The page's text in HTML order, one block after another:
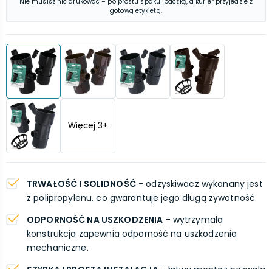
gotową etykietą.
Więcej 3+
TRWAŁOŚĆ I SOLIDNOŚĆ- odzyskiwacz wykonany jest
z polipropylenu, co gwarantuje jego długą żywotność.
ODPORNOŚĆ NA USZKODZENIA - wytrzymała
konstrukcja zapewnia odporność na uszkodzenia
mechaniczne.